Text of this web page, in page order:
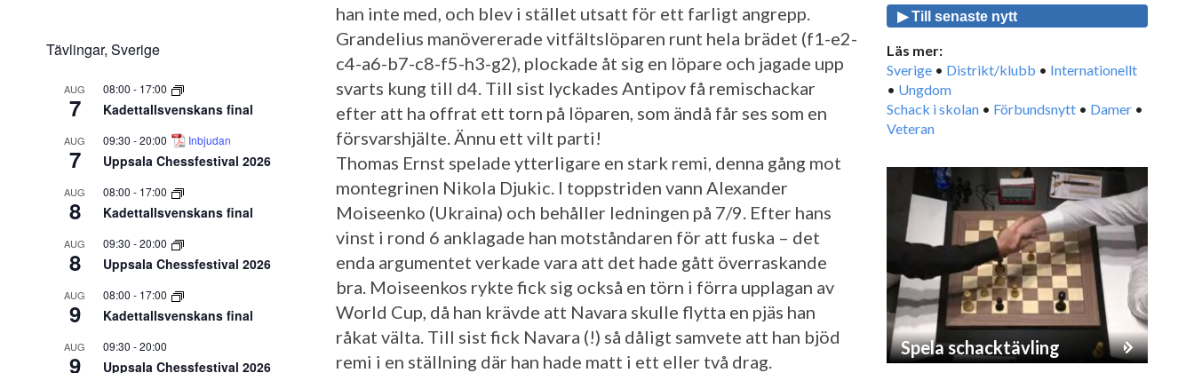
Tävlingar, Sverige
AUG
7
08:00 - 17:00
Kadettallsvenskans final
AUG
7
09:30 -20:00 Inbjudan
Uppsala Chessfestival 2026
AUG
8
08:00 - 17:00
Kadettallsvenskans final
AUG
8
09:30 -20:00
Uppsala Chessfestival 2026
AUG
9
08:00 - 17:00
Kadettallsvenskans final
AUG
9
09:30 -20:00
Uppsala Chessfestival 2026
han inte med, och blev i stället utsatt för ett farligt angrepp.
Grandelius manövererade vitfältslöparen runt hela brädet (f1-e2-
c4-a6-b7-c8-f5-h3-g2), plockade åt sig en löpare och jagade upp
svarts kung till d4. Till sist lyckades Antipov få remischackar
efter att ha offrat ett torn på löparen, som ändå får ses som en
försvarshjälte. Ännu ett vilt parti!
Thomas Ernst spelade ytterligare en stark remi, denna gång mot
montegrinen Nikola Djukic. I toppstriden vann Alexander
Moiseenko (Ukraina) och behåller ledningen på 7/9. Efter hans
vinst i rond 6 anklagade han motståndaren för att fuska – det
enda argumentet verkade vara att det hade gått överraskande
bra. Moiseenkos rykte fick sig också en törn i förra upplagan av
World Cup, då han krävde att Navara skulle flytta en pjäs han
råkat välta. Till sist fick Navara (!) så dåligt samvete att han bjöd
remi i en ställning där han hade matt i ett eller två drag.
▶ Till senaste nytt
Läs mer:
Sverige • Distrikt/klubb • Internationellt
• Ungdom
Schack i skolan • Förbundsnytt • Damer •
Veteran
Spela schacktävling